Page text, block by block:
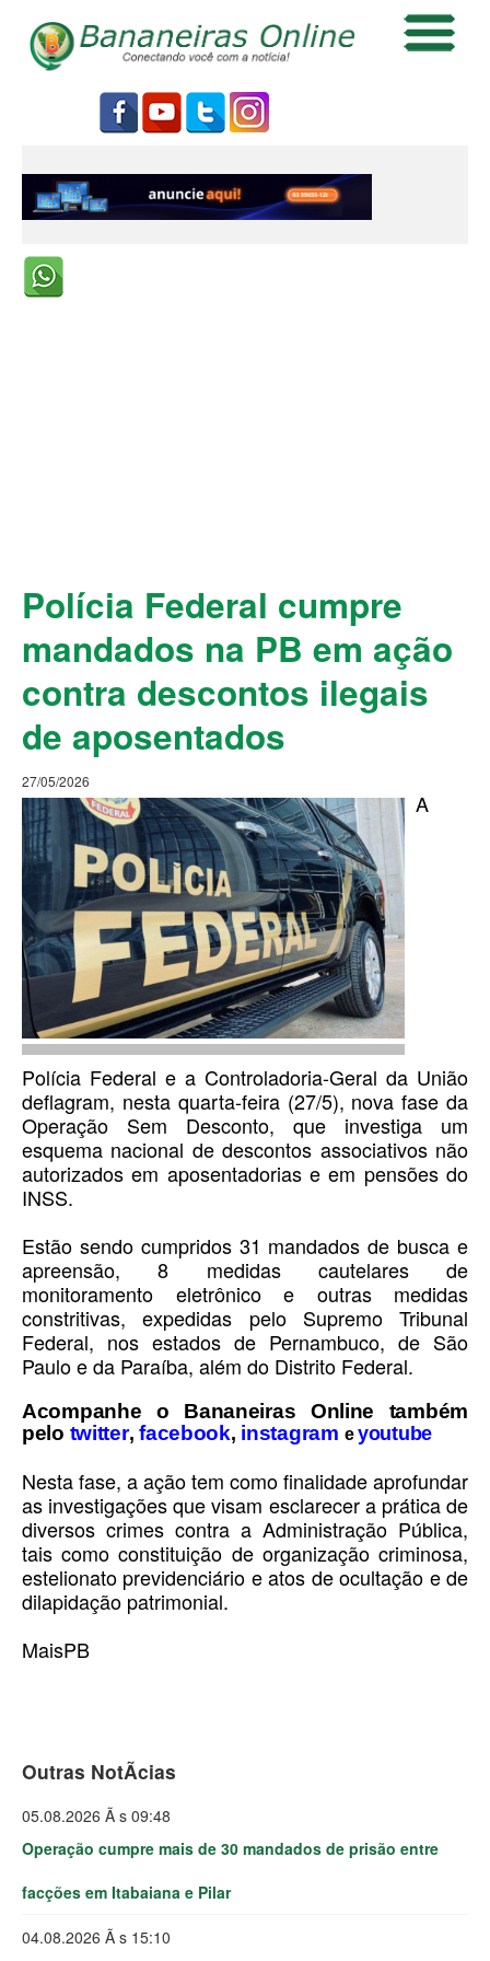
Polícia Federal cumpre
mandados na PB em ação
contra descontos ilegais
de aposentados
27/05/2026
A
Polícia Federal e a Controladoria-Geral da União
deflagram, nesta quarta-feira (27/5), nova fase da
Operação Sem Desconto, que investiga um
esquema nacional de descontos associativos não
autorizados em aposentadorias e em pensões do
INSS.
Estão sendo cumpridos 31 mandados de busca e
apreensão, 8 medidas cautelares de
monitoramento eletrônico e outras medidas
constritivas, expedidas pelo Supremo Tribunal
Federal, nos estados de Pernambuco, de São
Paulo e da Paraíba, além do Distrito Federal.
Acompanhe o Bananeiras Online também
pelo twitter,facebook, instagram eyoutube
Nesta fase, a ação tem como finalidade aprofundar
as investigações que visam esclarecer a prática de
diversos crimes contra a Administração Pública,
tais como constituição de organização criminosa,
estelionato previdenciário e atos de ocultação e de
dilapidação patrimonial.
MaisPB
Outras NotÃ­cias
05.08.2026 Ã s 09:48
Operação cumpre mais de 30 mandados de prisão entre
facções em Itabaiana e Pilar
04.08.2026 Ã s 15:10